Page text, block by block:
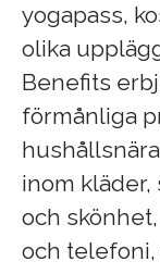
yogapass,
olika
Benefits
förmånliga
inom
och
och